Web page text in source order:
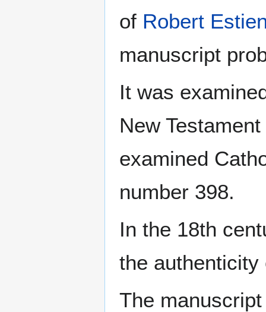
of Robert
manuscript
It was
New
examined
number 398.
In the 18th
the
The